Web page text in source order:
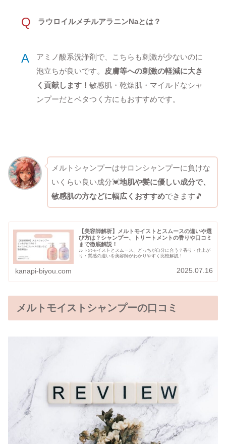
Q ラウロイルメチルアラニンNaとは？
A
アミノ酸系洗浄剤で、こちらも刺激が少ないのに
泡立ちが良いです。
皮膚等への刺激の軽減に大き
く貢献します！ 敏感肌・乾燥肌・マイルドなシャ
ンプーだとベタつく方にもおすすめです。
メルトシャンプーはサロンシャンプーに負けな
いくらい良い成分💓地肌や髪に優しい成分で、
敏感肌の方などに幅広くおすすめできます🎵
【美容師解析】メルトモイストとスムースの違いや選
び方は？シャンプー、トリートメントの香りや口コミ
まで徹底解説！
ルトのモイストとスムース、どっちが自分に合う？香り・仕上が
り・質感の違いを美容師がわかりやすく比較解説！
kanapi-biyou.com 2025.07.16
メルトモイストシャンプーの口コミ